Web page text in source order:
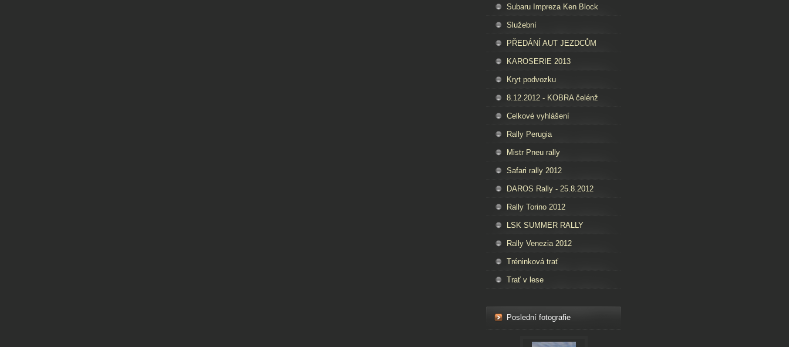
Subaru Impreza Ken Block
Služební
PŘEDÁNÍ AUT JEZDCŮM
KAROSERIE 2013
Kryt podvozku
8.12.2012 - KOBRA čelénž
Celkové vyhlášení
Rally Perugia
Mistr Pneu rally
Safari rally 2012
DAROS Rally - 25.8.2012
Rally Torino 2012
LSK SUMMER RALLY
Rally Venezia 2012
Tréninková trať
Trať v lese
Poslední fotografie